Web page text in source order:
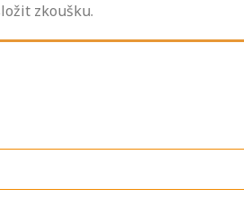
zkoušku.